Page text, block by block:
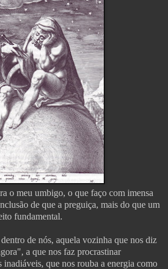
o meu umbigo, o que faço com imensa
de que a preguiça, mais do que um
fundamental.
de nós, aquela vozinha que nos diz
a que nos faz procrastinar
inadiáveis, que nos rouba a energia como